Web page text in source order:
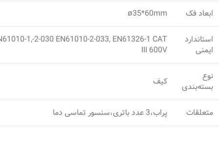
ابعاد فک ø35*60mm
استاندارد
ایمنی
1,-2-030 EN61010-2-033, EN61326-1 CAT
III 600V
نوع‌
بسته‌بندی
کیف
متعلقات پراب،3 عدد باتری،سنسور تماسی دما